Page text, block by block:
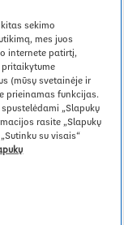
sekimo
mes juos
internete patirtį,
(mūsų svetainėje ir
prieinamas funkcijas.
„Slapukų
rasite „Slapukų
su visais“